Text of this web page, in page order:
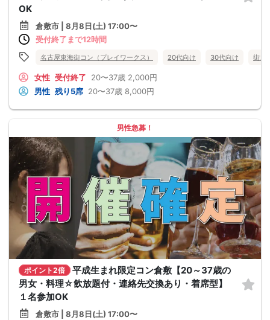
OK
倉敷市 | 8月8日(土) 17:00〜
受付終了まで12時間
名古屋東海街コン（プレイワークス） 20代向け 30代向け 街コ
女性 受付終了 20〜37歳 2,000円
男性 残り5席 20〜37歳 8,000円
男性急募！
ポイント2倍
平成生まれ限定コン倉敷【20～37歳の
男女・料理☆飲放題付・連絡先交換あり・着席型】
１名参加OK
倉敷市 | 8月8日(土) 17:00〜